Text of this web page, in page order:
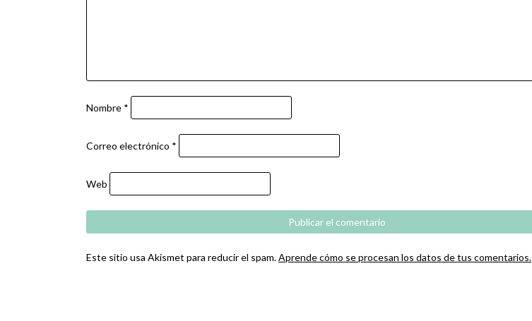
Nombre *
Correo electrónico *
Web
Este sitio usa Akismet para reducir el spam.Aprende cómo se procesan los datos de tus comentarios.